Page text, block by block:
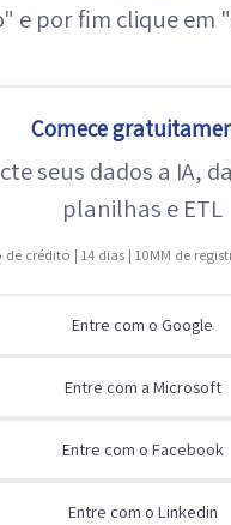
e por fim clique em
Comece
seus dados a IA,
planilhas e ETL
de crédito | 14 dias | 10MM de
Entre com o Google
Entre com a Microsoft
Entre com o Facebook
Entre com o Linkedin